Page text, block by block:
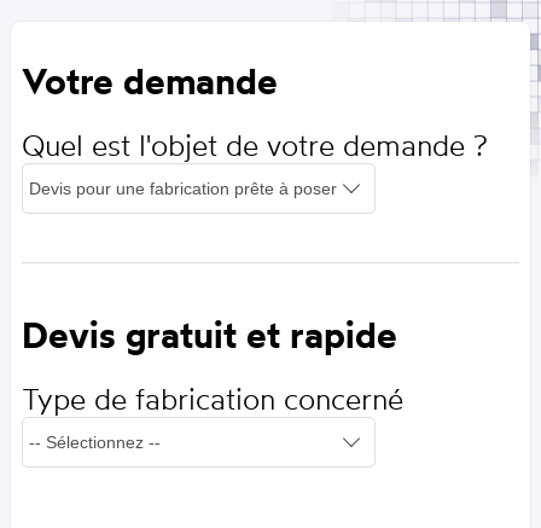
Votre demande
Quel est l'objet de votre demande ?
Devis gratuit et rapide
Type de fabrication concerné